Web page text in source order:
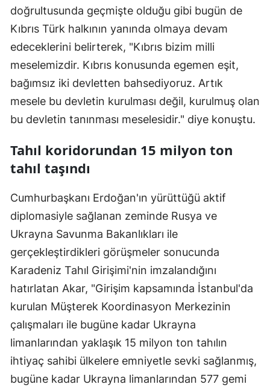
doğrultusunda geçmişte olduğu gibi bugün de
Kıbrıs Türk halkının yanında olmaya devam
edeceklerini belirterek, "Kıbrıs bizim milli
meselemizdir. Kıbrıs konusunda egemen eşit,
bağımsız iki devletten bahsediyoruz. Artık
mesele bu devletin kurulması değil, kurulmuş olan
bu devletin tanınması meselesidir." diye konuştu.
Tahıl koridorundan 15 milyon ton
tahıl taşındı
Cumhurbaşkanı Erdoğan'ın yürüttüğü aktif
diplomasiyle sağlanan zeminde Rusya ve
Ukrayna Savunma Bakanlıkları ile
gerçekleştirdikleri görüşmeler sonucunda
Karadeniz Tahıl Girişimi'nin imzalandığını
hatırlatan Akar, "Girişim kapsamında İstanbul'da
kurulan Müşterek Koordinasyon Merkezinin
çalışmaları ile bugüne kadar Ukrayna
limanlarından yaklaşık 15 milyon ton tahılın
ihtiyaç sahibi ülkelere emniyetle sevki sağlanmış,
bugüne kadar Ukrayna limanlarından 577 gemi